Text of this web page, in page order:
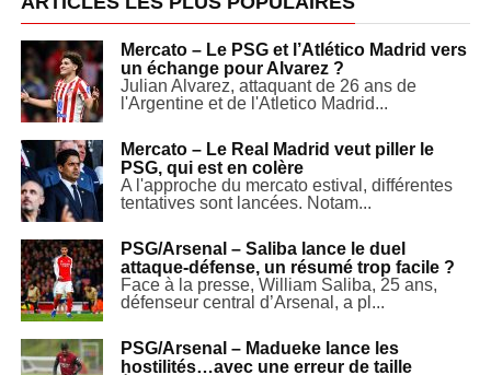
Mercato – Le PSG et l’Atlético Madrid vers
un échange pour Alvarez ?
Julian Alvarez, attaquant de 26 ans de
l'Argentine et de l'Atletico Madrid...
Mercato – Le Real Madrid veut piller le
PSG, qui est en colère
A l'approche du mercato estival, différentes
tentatives sont lancées. Notam...
PSG/Arsenal – Saliba lance le duel
attaque-défense, un résumé trop facile ?
Face à la presse, William Saliba, 25 ans,
défenseur central d’Arsenal, a pl...
PSG/Arsenal – Madueke lance les
hostilités…avec une erreur de taille